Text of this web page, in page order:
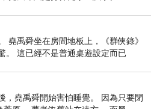
堯禹舜坐在房間地板上，《群俠錄》
。 這已經不是普通桌遊設定而已
，堯禹舜開始害怕睡覺。 因為只要閉